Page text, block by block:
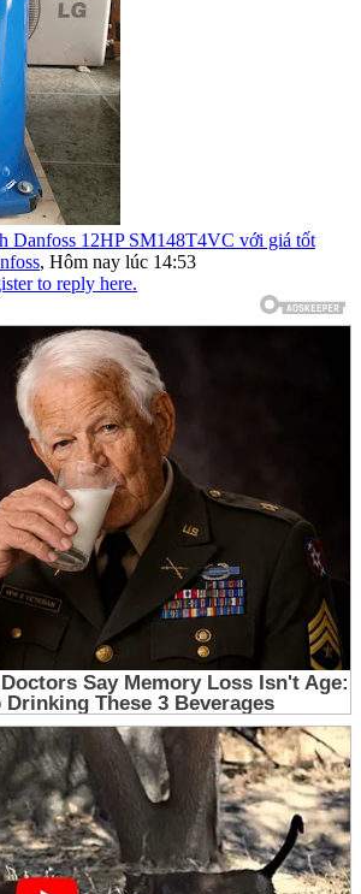
Danfoss 12HP SM148T4VC với giá tốt
, Hôm nay lúc 14:53
to reply here.